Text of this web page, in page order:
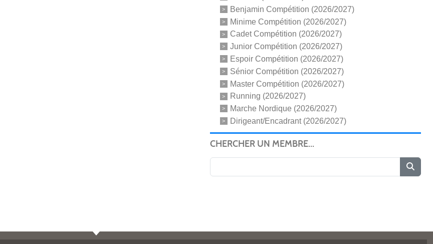
Benjamin Compétition (2026/2027)
Minime Compétition (2026/2027)
Cadet Compétition (2026/2027)
Junior Compétition (2026/2027)
Espoir Compétition (2026/2027)
Sénior Compétition (2026/2027)
Master Compétition (2026/2027)
Running (2026/2027)
Marche Nordique (2026/2027)
Dirigeant/Encadrant (2026/2027)
CHERCHER UN MEMBRE...